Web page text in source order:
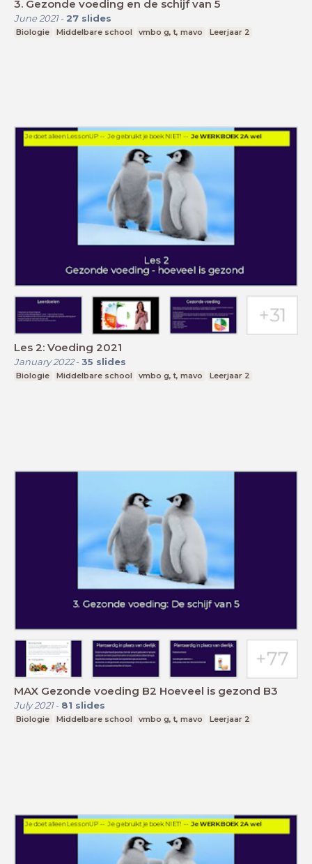
3. Gezonde voeding en de schijf van 5
June 2021- 27 slides
Biologie Middelbare school vmbo g, t, mavo Leerjaar 2
Les 2: Voeding 2021
January 2022- 35 slides
Biologie Middelbare school vmbo g, t, mavo Leerjaar 2
MAX Gezonde voeding B2 Hoeveel is gezond B3
July 2021- 81 slides
Biologie Middelbare school vmbo g, t, mavo Leerjaar 2